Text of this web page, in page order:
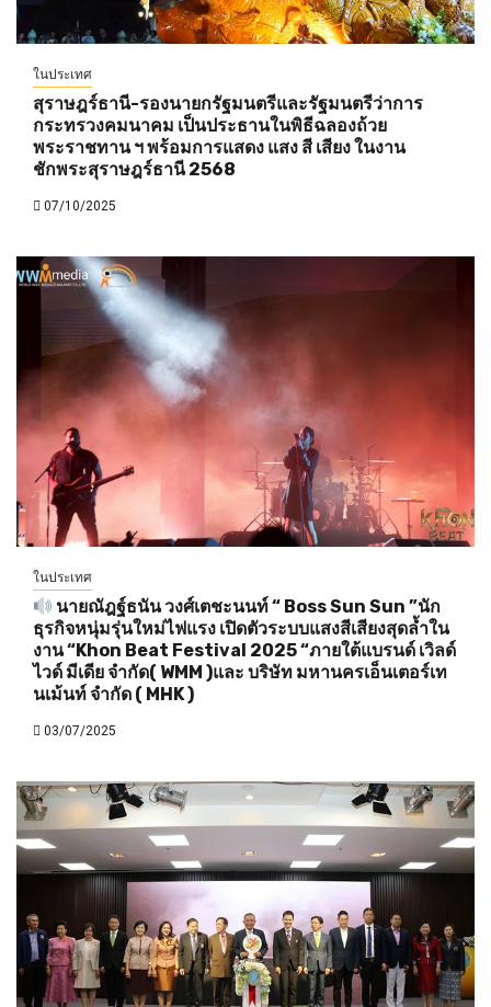
ในประเทศ
สุราษฎร์ธานี-รองนายกรัฐมนตรีและรัฐมนตรีว่าการ
กระทรวงคมนาคม เป็นประธานในพิธีฉลองถ้วย
พระราชทาน ฯ พร้อมการแสดง แสง สี เสียง ในงาน
ชักพระสุราษฎร์ธานี 2568
07/10/2025
ในประเทศ
นายณัฎฐ์ธนัน วงศ์เตชะนนท์ “ Boss Sun Sun ”นัก
ธุรกิจหนุ่มรุ่นใหม่ไฟแรง เปิดตัวระบบแสงสีเสียงสุดล้ำใน
งาน “Khon Beat Festival 2025 “ภายใต้แบรนด์ เวิลด์
ไวด์ มีเดีย จำกัด( WMM )และ บริษัท มหานครเอ็นเตอร์เท
นเม้นท์ จำกัด ( MHK )
03/07/2025